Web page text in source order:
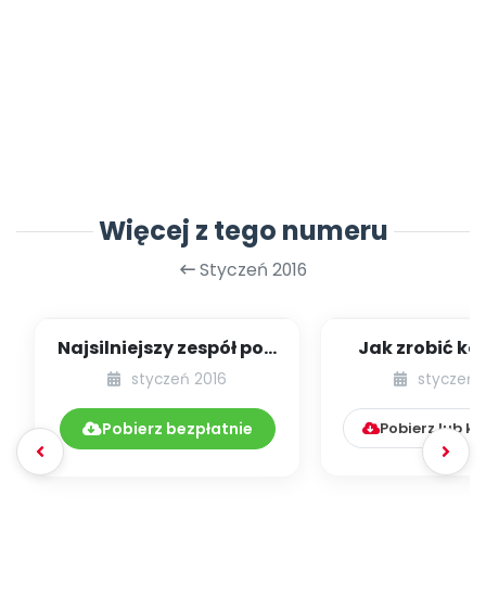
Więcej z tego numeru
Styczeń 2016
Najsilniejszy zespół pod
słońcem, czyli o
synergii
styczeń 2016
Pobierz bezpłatnie
Jak zrobić
zrobić
styczeń
Pobierz lub